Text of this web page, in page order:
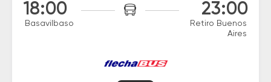
18:00
Basavilbaso
23:00
Retiro Buenos
Aires